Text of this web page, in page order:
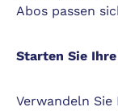
Abos passen
Starten Sie
Verwandeln